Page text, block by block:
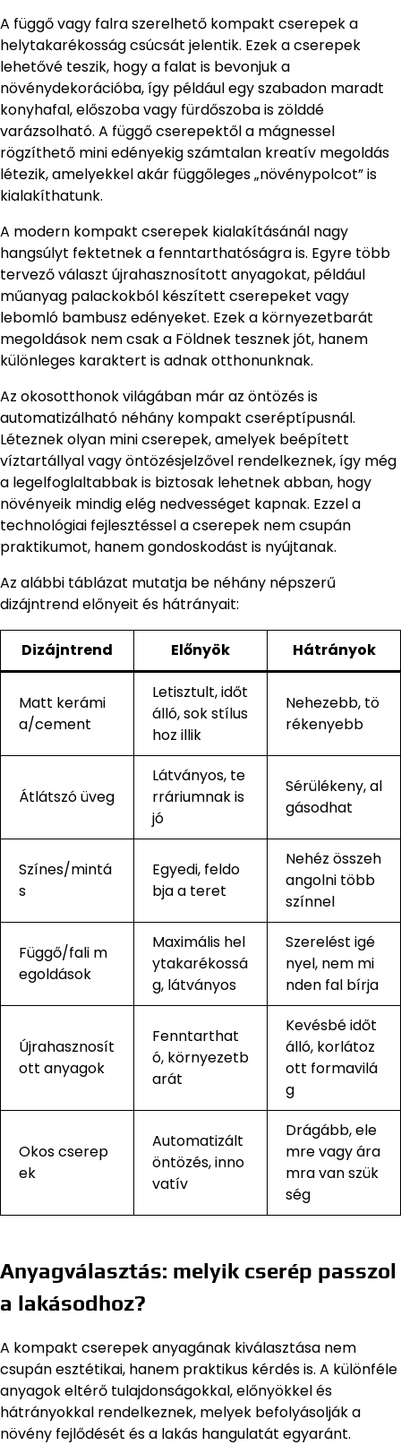
A függő vagy falra szerelhető kompakt cserepek a
helytakarékosság csúcsát jelentik. Ezek a cserepek
lehetővé teszik, hogy a falat is bevonjuk a
növénydekorációba, így például egy szabadon maradt
konyhafal, előszoba vagy fürdőszoba is zölddé
varázsolható. A függő cserepektől a mágnessel
rögzíthető mini edényekig számtalan kreatív megoldás
létezik, amelyekkel akár függőleges „növénypolcot” is
kialakíthatunk.
A modern kompakt cserepek kialakításánál nagy
hangsúlyt fektetnek a fenntarthatóságra is. Egyre több
tervező választ újrahasznosított anyagokat, például
műanyag palackokból készített cserepeket vagy
lebomló bambusz edényeket. Ezek a környezetbarát
megoldások nem csak a Földnek tesznek jót, hanem
különleges karaktert is adnak otthonunknak.
Az okosotthonok világában már az öntözés is
automatizálható néhány kompakt cseréptípusnál.
Léteznek olyan mini cserepek, amelyek beépített
víztartállyal vagy öntözésjelzővel rendelkeznek, így még
a legelfoglaltabbak is biztosak lehetnek abban, hogy
növényeik mindig elég nedvességet kapnak. Ezzel a
technológiai fejlesztéssel a cserepek nem csupán
praktikumot, hanem gondoskodást is nyújtanak.
Az alábbi táblázat mutatja be néhány népszerű
dizájntrend előnyeit és hátrányait:
Dizájntrend Előnyök Hátrányok
Matt kerámi
a/cement
Letisztult, időt
álló, sok stílus
hoz illik
Nehezebb, tö
rékenyebb
Átlátszó üveg
Látványos, te
rráriumnak is
jó
Sérülékeny, al
gásodhat
Színes/mintá
s
Egyedi, feldo
bja a teret
Nehéz összeh
angolni több
színnel
Függő/fali m
egoldások
Maximális hel
ytakarékossá
g, látványos
Szerelést igé
nyel, nem mi
nden fal bírja
Újrahasznosít
ott anyagok
Fenntarthat
ó, környezetb
arát
Kevésbé időt
álló, korlátoz
ott formavilá
g
Okos cserep
ek
Automatizált
öntözés, inno
vatív
Drágább, ele
mre vagy ára
mra van szük
ség
Anyagválasztás: melyik cserép passzol
a lakásodhoz?
A kompakt cserepek anyagának kiválasztása nem
csupán esztétikai, hanem praktikus kérdés is. A különféle
anyagok eltérő tulajdonságokkal, előnyökkel és
hátrányokkal rendelkeznek, melyek befolyásolják a
növény fejlődését és a lakás hangulatát egyaránt.